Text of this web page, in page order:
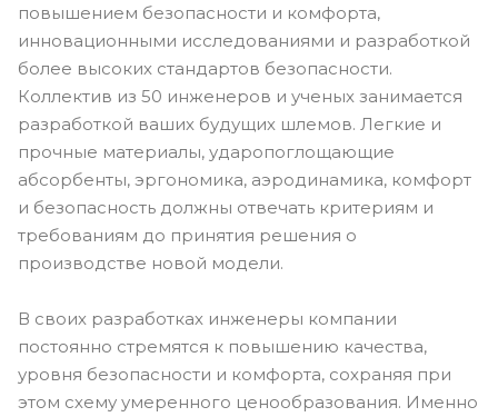
повышением безопасности и комфорта,
инновационными исследованиями и разработкой
более высоких стандартов безопасности.
Коллектив из 50 инженеров и ученых занимается
разработкой ваших будущих шлемов. Легкие и
прочные материалы, ударопоглощающие
абсорбенты, эргономика, аэродинамика, комфорт
и безопасность должны отвечать критериям и
требованиям до принятия решения о
производстве новой модели.
В своих разработках инженеры компании
постоянно стремятся к повышению качества,
уровня безопасности и комфорта, сохраняя при
этом схему умеренного ценообразования. Именно